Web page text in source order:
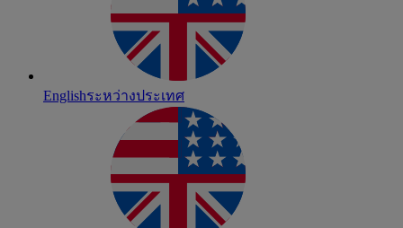
Englishระหว่างประเทศ